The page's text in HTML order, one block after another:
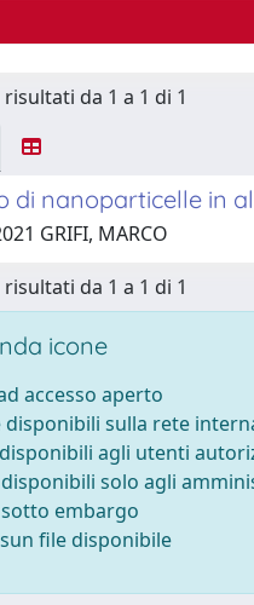
da 1 a 1 di 1
di nanoparticelle in
GRIFI, MARCO
da 1 a 1 di 1
icone
accesso aperto
disponibili sulla rete
agli utenti
solo agli
embargo
file disponibile